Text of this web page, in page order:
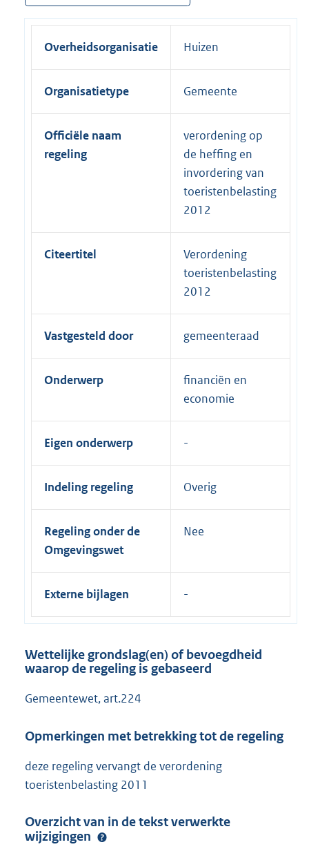
Overheidsorganisatie Huizen
Organisatietype Gemeente
Officiële naam
regeling
verordening op
de heffing en
invordering van
toeristenbelasting
2012
Citeertitel
Verordening
toeristenbelasting
2012
Vastgesteld door gemeenteraad
Onderwerp
financiën en
economie
Eigen onderwerp
Indeling regeling Overig
Regeling onder de
Omgevingswet
Nee
Externe bijlagen
Wettelijke grondslag(en) of bevoegdheid
waarop de regeling is gebaseerd
Gemeentewet, art.224
Opmerkingen met betrekking tot de regeling
deze regeling vervangt de verordening
toeristenbelasting 2011
Overzicht van in de tekst verwerkte
wijzigingen